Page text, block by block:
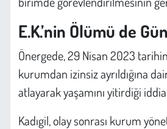
E.K.’nin Ölümü de
Önergede, 29 Nisan 2023
kurumdan izinsiz ayrıldığına
atlayarak yaşamını yitirdiği
Kadıgil, olay sonrası kurum